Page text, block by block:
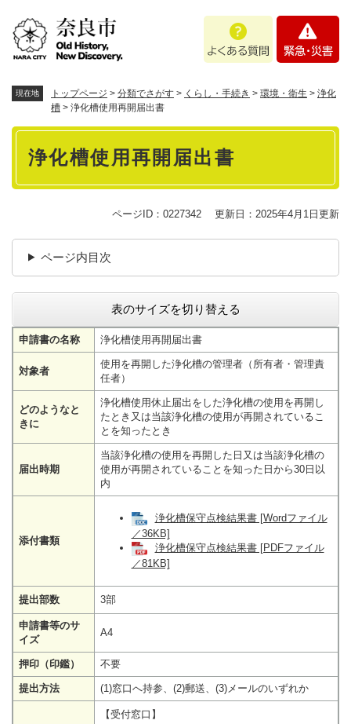
あ
問
・
現在地 トップページ > 分類でさがす > くらし・手続き > 環境・衛生 > 浄化
槽 > 浄化槽使用再開届出書
本
浄化槽使用再開届出書
ページID：0227342 更新日：2025年4月1日更新
ページ内目次
表のサイズを切り替える
申請書の名称 浄化槽使用再開届出書
対象者
使用を再開した浄化槽の管理者（所有者・管理責
任者）
どのようなと
きに
浄化槽使用休止届出をした浄化槽の使用を再開し
たとき又は当該浄化槽の使用が再開されているこ
とを知ったとき
届出時期
当該浄化槽の使用を再開した日又は当該浄化槽の
使用が再開されていることを知った日から30日以
内
添付書類
浄化槽保守点検結果書 [Wordファイル
／36KB]
浄化槽保守点検結果書 [PDFファイル
／81KB]
提出部数 3部
申請書等のサ
イズ
A4
押印（印鑑） 不要
提出方法 (1)窓口へ持参、(2)郵送、(3)メールのいずれか
【受付窓口】